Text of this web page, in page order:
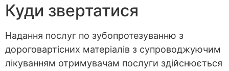
Куди звертатися
Надання послуг по зубопротезуванню з
дороговартісних матеріалів з супроводжуючим
лікуванням отримувачам послуги здійснюється